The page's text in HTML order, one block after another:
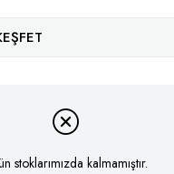
stoklarımızda kalmamıştır.